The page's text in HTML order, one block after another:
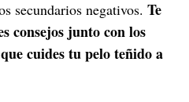
secundarios negativos. Te
consejos junto con los
cuides tu pelo teñido a